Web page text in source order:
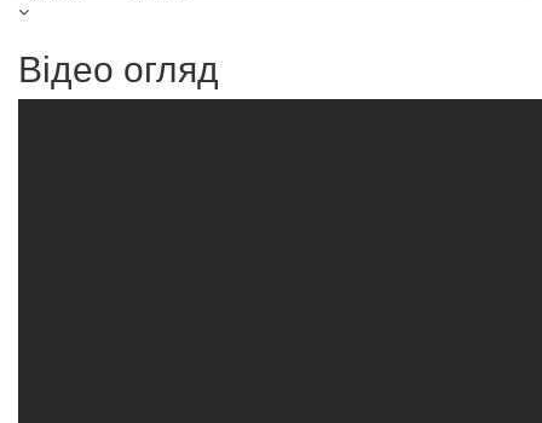
Відео огляд